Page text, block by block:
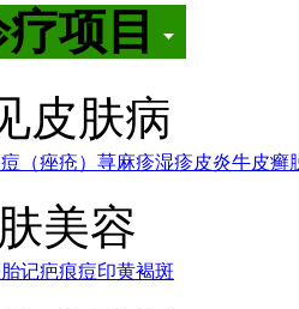
项目
皮肤病
（痤疮） 荨麻疹湿疹皮炎牛皮癣
美容
胎记疤痕痘印黄褐斑